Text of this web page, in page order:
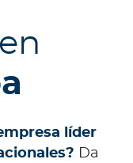
líder
Da